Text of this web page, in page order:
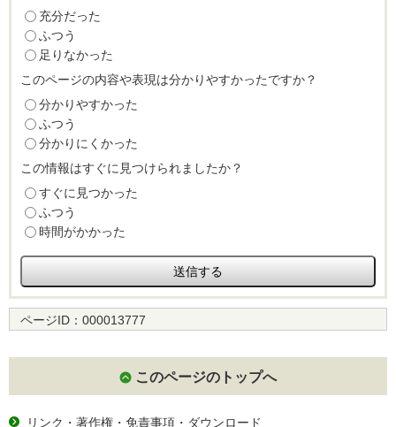
充分だった
ふつう
足りなかった
このページの内容や表現は分かりやすかったですか？
分かりやすかった
ふつう
分かりにくかった
この情報はすぐに見つけられましたか？
すぐに見つかった
ふつう
時間がかかった
ページID： 000013777
このページのトップへ
リンク・著作権・免責事項・ダウンロード